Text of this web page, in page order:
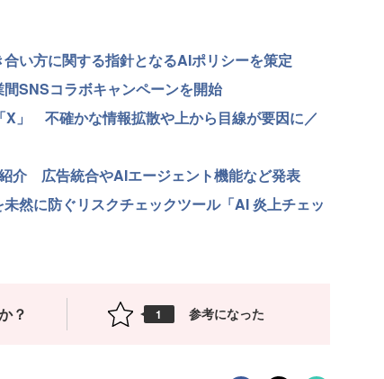
い方に関する指針となるAIポリシーを策定
SNSコラボキャンペーンを開始
X」 不確かな情報拡散や上から目線が要因に／
介 広告統合やAIエージェント機能など発表
然に防ぐリスクチェックツール「AI 炎上チェッ
？ 1 参考になった